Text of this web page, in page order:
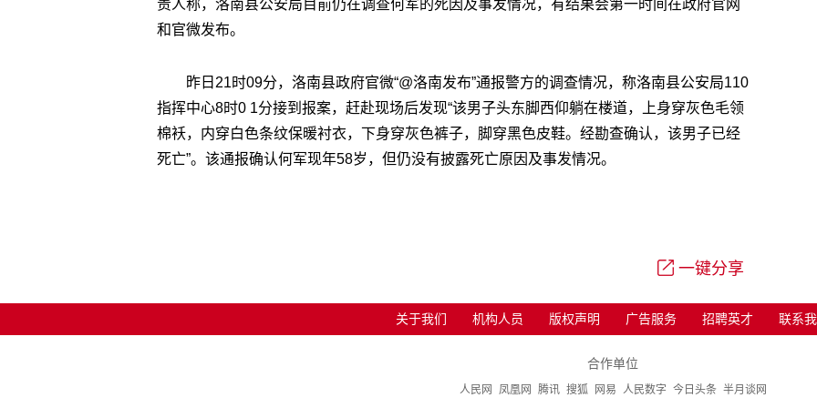
责人称，洛南县公安局目前仍在调查何军的死因及事发情况，有结果会第一时间在政府官网
和官微发布。
昨日21时09分，洛南县政府官微“@洛南发布”通报警方的调查情况，称洛南县公安局110
指挥中心8时0 1分接到报案，赶赴现场后发现“该男子头东脚西仰躺在楼道，上身穿灰色毛领
棉袄，内穿白色条纹保暖衬衣，下身穿灰色裤子，脚穿黑色皮鞋。经勘查确认，该男子已经
死亡”。该通报确认何军现年58岁，但仍没有披露死亡原因及事发情况。
一键分享
关于我们 机构人员 版权声明 广告服务 招聘英才 联系
合作单位
人民网 凤凰网 腾讯 搜狐 网易 人民数字 今日头条 半月谈网